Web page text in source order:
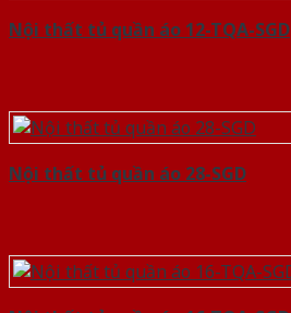
Nội thất tủ quần áo 12-TQA-SGD
Nội thất tủ quần áo 28-SGD